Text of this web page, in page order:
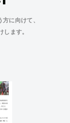
に向けて、
ます。